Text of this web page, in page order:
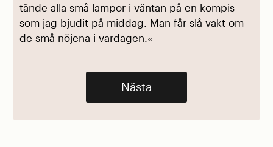
tände alla små lampor i väntan på en kompis
som jag bjudit på middag. Man får slå vakt om
de små nöjena i vardagen.«
Nästa